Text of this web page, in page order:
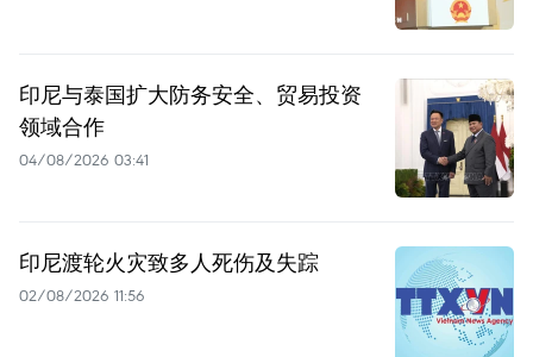
印尼与泰国扩大防务安全、贸易投资
领域合作
04/08/2026 03:41
印尼渡轮火灾致多人死伤及失踪
02/08/2026 11:56